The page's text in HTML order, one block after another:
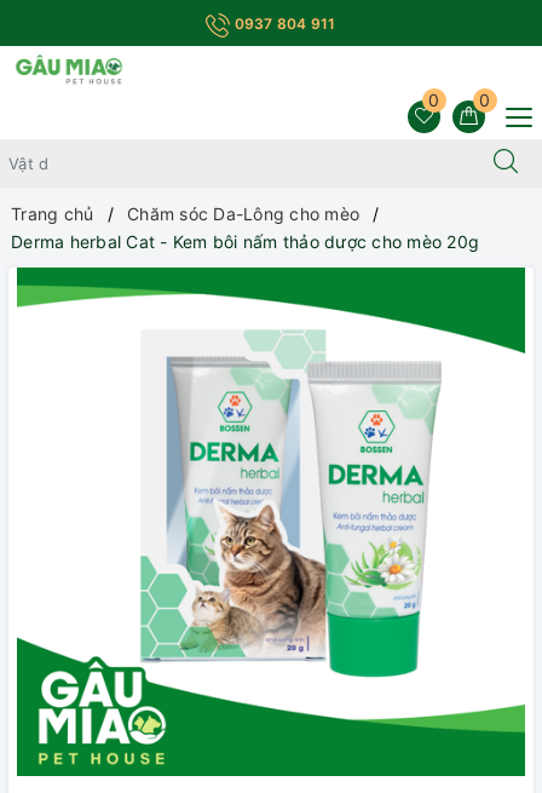
0937 804 911
0
0
Trang chủ
Chăm sóc Da-Lông cho mèo
Derma herbal Cat - Kem bôi nấm thảo dược cho mèo 20g